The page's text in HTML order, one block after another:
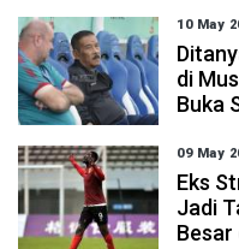
10 May
di
Buka
09 May
Eks
Jadi
Besar